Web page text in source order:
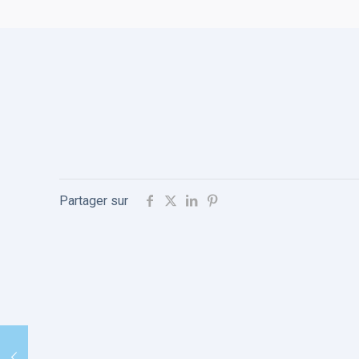
Partager sur